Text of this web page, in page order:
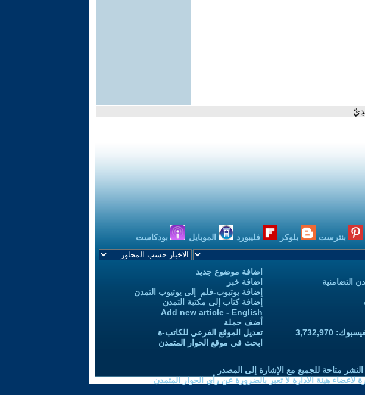
بنترست بلوكر فليبورد الموبايل بودكاست
التضامنية
3,732,970
اضافة موضوع جديد
اضافة خبر
إضافة يوتيوب-فلم إلى يوتيوب التمدن
إضافة كتاب إلى مكتبة التمدن
Add new article - English
أضف حملة
تعديل الموقع الفرعي للكاتب-ة
ابحث في موقع الحوار المتمدن
متاحة للجميع مع الإشارة إلى المصدر
لاعضاء هيئة الادارة لا تعبر بالضرورة عن رأي الحوار المتمدن